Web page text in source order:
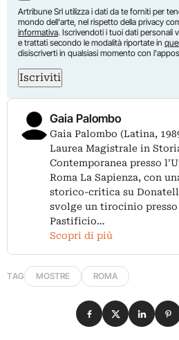
Artribune Srl utilizza i dati da te forniti per
mondo dell'arte, nel rispetto della privacy
informativa. Iscrivendoti i tuoi dati personali
e trattati secondo le modalità riportate in
disiscriverti in qualsiasi momento con
Iscriviti
Gaia Palombo
Gaia Palombo (Latina,
Laurea Magistrale in
Contemporanea presso
Roma La Sapienza, con
storico-critica su
svolge un tirocinio presso
Pastificio…
Scopri di più
TAG MOSTRE ROMA
Condividi su
Condividi su X